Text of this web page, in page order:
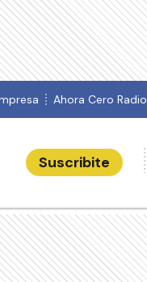
Ahora Cero Radio
Suscribite